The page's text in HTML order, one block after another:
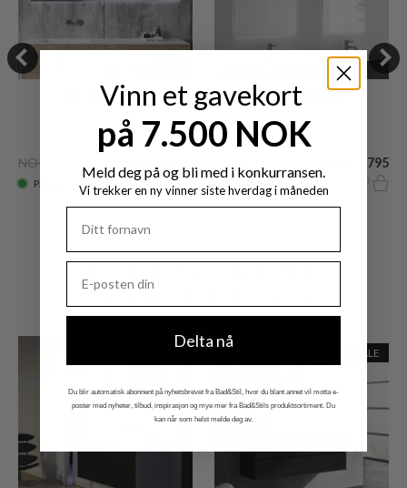
Chic Back Light
NOK 16.165
På lager
Chic Back Light
NOK 3.795
YTTERLIGERE
INSPIRASJON
SALE
Vinn et gavekort
på 7.500 NOK
Meld deg på og bli med i konkurransen.
Vi trekker en ny vinner siste hverdag i måneden
Delta nå
Du blir automatisk abonnent på nyhetsbrevet fra Bad&Stil, hvor du blant annet vil motta e-
poster med nyheter, tilbud, inspirasjon og mye mer fra Bad&Stils produktsortiment. Du
kan når som helst melde deg av.